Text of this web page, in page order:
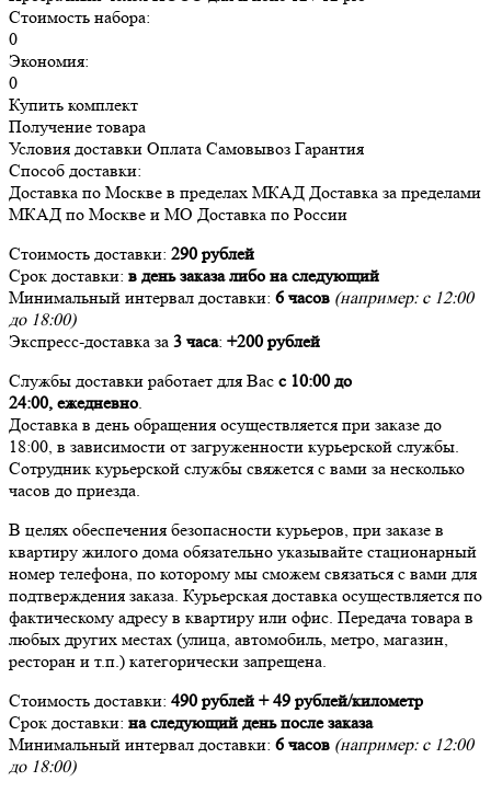
Стоимость набора:
0
Экономия:
0
Купить комплект
Получение товара
Условия доставки Оплата Самовывоз Гарантия
Способ доставки:
Доставка по Москве в пределах МКАД Доставка за пределами
МКАД по Москве и МО Доставка по России
Стоимость доставки: 290 рублей
Срок доставки: в день заказа либо на следующий
Минимальный интервал доставки: 6 часов (например: с 12:00
до 18:00)
Экспресс-доставка за 3 часа: +200 рублей
Службы доставки работает для Вас с 10:00 до
24:00, ежедневно.
Доставка в день обращения осуществляется при заказе до
18:00, в зависимости от загруженности курьерской службы.
Сотрудник курьерской службы свяжется с вами за несколько
часов до приезда.
В целях обеспечения безопасности курьеров, при заказе в
квартиру жилого дома обязательно указывайте стационарный
номер телефона, по которому мы сможем связаться с вами для
подтверждения заказа. Курьерская доставка осуществляется по
фактическому адресу в квартиру или офис. Передача товара в
любых других местах (улица, автомобиль, метро, магазин,
ресторан и т.п.) категорически запрещена.
Стоимость доставки: 490 рублей + 49 рублей/километр
Срок доставки: на следующий день после заказа
Минимальный интервал доставки: 6 часов (например: с 12:00
до 18:00)